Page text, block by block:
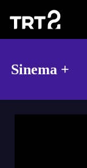
Sinema +